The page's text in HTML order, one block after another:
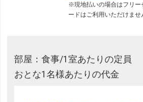
※現地払いの場合はフリー
ードはご利用いただけませ
部屋：食事/1室あたりの定員
おとな1名様あたりの代金